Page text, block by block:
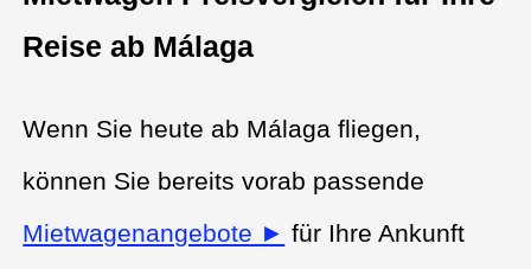
Reise ab Málaga
Wenn Sie heute ab Málaga fliegen,
können Sie bereits vorab passende
Mietwagenangebote ► für Ihre Ankunft